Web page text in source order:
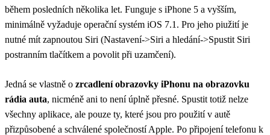
během posledních několika let. Funguje s iPhone 5 a vyšším,
minimálně vyžaduje operační systém iOS 7.1. Pro jeho piužití je
nutné mít zapnoutou Siri (Nastavení->Siri a hledání->Spustit Siri
postranním tlačítkem a povolit při uzamčení).
Jedná se vlastně o zrcadlení obrazovky iPhonu na obrazovku
rádia auta, nicméně ani to není úplně přesné. Spustit totiž nelze
všechny aplikace, ale pouze ty, které jsou pro použití v autě
přizpůsobené a schválené společností Apple. Po připojení telefonu k